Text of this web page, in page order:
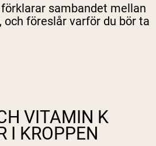
sambandet mellan
och föreslår varför du bör ta
VITAMIN K
I KROPPEN